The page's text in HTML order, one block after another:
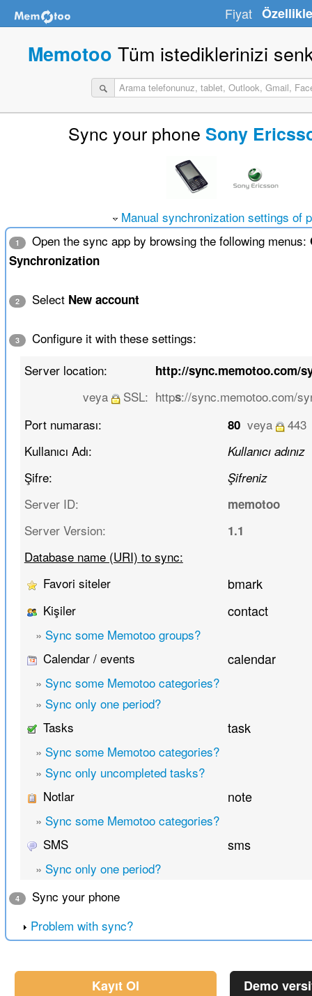
Fiyat
Memotoo Tüm istediklerinizi
Sync your phone Sony
Manual synchronization settings of
1 Open the sync app by browsing the following menus:
Synchronization
2 Select New account
3
Configure it with these settings:
Server location:
http://sync.memotoo.com/
veya SSL: https://sync.memotoo.com/
Port numarası:
80 veya
443
Kullanıcı Adı:
Kullanıcı adınız
Şifre: Şifreniz
Server ID: memotoo
Server Version: 1.1
Database name (URI) to sync:
Favori siteler
bmark
Kişiler contact
» Sync some Memotoo groups?
Calendar / events
calendar
» Sync some Memotoo categories?
» Sync only one period?
Tasks
task
» Sync some Memotoo categories?
» Sync only uncompleted tasks?
Notlar
note
» Sync some Memotoo categories?
SMS
sms
» Sync only one period?
4
Sync your phone
Problem with sync?
Kayıt Ol Demo